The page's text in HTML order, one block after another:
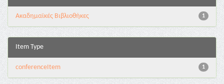
1
Ακαδημαϊκές Βιβλιοθήκες
Item Type
1
conferenceItem